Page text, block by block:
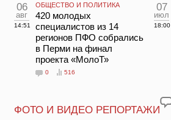
06
авг
14:51
ОБЩЕСТВО И ПОЛИТИКА
420 молодых
специалистов из 14
регионов ПФО собрались
в Перми на финал
проекта «МолоТ»
0 516
07
июл
18:00
ФОТО И ВИДЕО РЕПОРТАЖИ